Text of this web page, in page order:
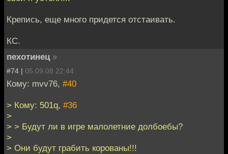
Крепись, еще много придется отстаивать.
КС.
пехотинец »
#74 | 05.09.08 22:44
Кому: mvv76, #40
> Кому: 501q, #36
>
> > Будут ли в игре малолетние долбоебы?
>
> Они будут грабить корованы!!!